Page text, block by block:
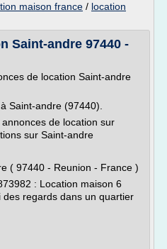
maison france / location
Saint-andre 97440 -
de location Saint-andre
Saint-andre (97440).
de location sur
sur Saint-andre
( 97440 - Reunion - France )
: Location maison 6
des regards dans un quartier